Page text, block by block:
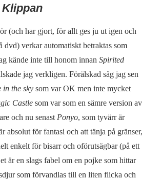
(och har gjort, för allt ges ju ut igen och
dvd) verkar automatiskt betraktas som
kände inte till honom innan Spirited
jag verkligen. Förälskad såg jag sen
in the sky som var OK men inte mycket
Castle som var som en sämre version av
och nu senast Ponyo, som tyvärr är
absolut för fantasi och att tänja på gränser,
enkelt för bisarr och oförutsägbar (på ett
är en slags fabel om en pojke som hittar
som förvandlas till en liten flicka och